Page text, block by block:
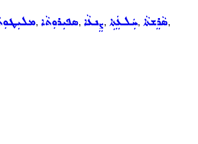
, ܣܦܝܼܪܘܼܬܵܐ, ܨܸܢܥܵܐ, ܚܲܠܥܲܬܹܐ, ܣܵܪܸܫܬܵܐ,